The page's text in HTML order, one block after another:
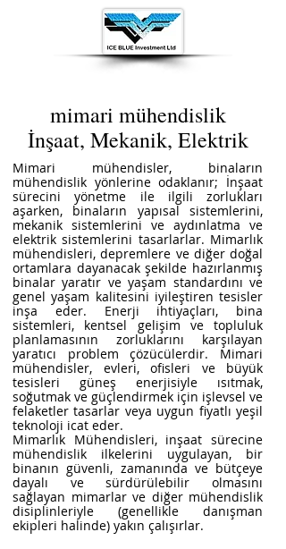
mimari mühendislik
İnşaat, Mekanik, Elektrik
Mimari mühendisler, binaların
mühendislik yönlerine odaklanır; İnşaat
sürecini yönetme ile ilgili zorlukları
aşarken, binaların yapısal sistemlerini,
mekanik sistemlerini ve aydınlatma ve
elektrik sistemlerini tasarlarlar. Mimarlık
mühendisleri, depremlere ve diğer doğal
ortamlara dayanacak şekilde hazırlanmış
binalar yaratır ve yaşam standardını ve
genel yaşam kalitesini iyileştiren tesisler
inşa eder. Enerji ihtiyaçları, bina
sistemleri, kentsel gelişim ve topluluk
planlamasının zorluklarını karşılayan
yaratıcı problem çözücülerdir. Mimari
mühendisler, evleri, ofisleri ve büyük
tesisleri güneş enerjisiyle ısıtmak,
soğutmak ve güçlendirmek için işlevsel ve
felaketler tasarlar veya uygun fiyatlı yeşil
teknoloji icat eder.
Mimarlık Mühendisleri, inşaat sürecine
mühendislik ilkelerini uygulayan, bir
binanın güvenli, zamanında ve bütçeye
dayalı ve sürdürülebilir olmasını
sağlayan mimarlar ve diğer mühendislik
disiplinleriyle (genellikle danışman
ekipleri halinde) yakın çalışırlar.